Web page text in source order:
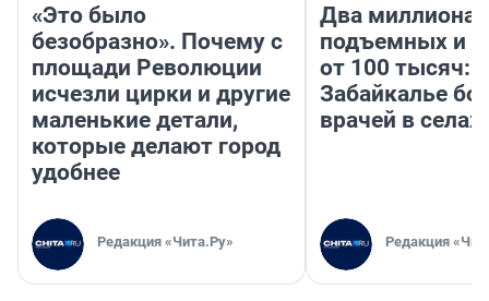
«Это было
безобразно». Почему с
площади Революции
исчезли цирки и другие
маленькие детали,
которые делают город
удобнее
Редакция «Чита.Ру»
Два миллиона
подъемных и
от 100 тысяч:
Забайкалье
врачей в селах
Редакция